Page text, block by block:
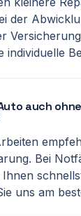
der
individuelle
auch
Bei
uns am